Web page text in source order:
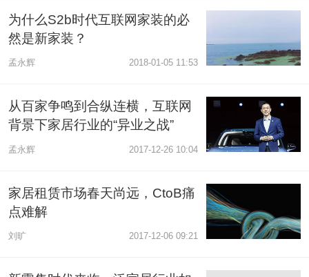
为什么S2b时代互联网家装的必
然是新家装？
孟永辉 2018-01-05 11:53
从百家争鸣到合纵连横，互联网
背景下家居行业的“异业之战”
孟永辉 2017-12-26 10:04
家居租赁市场春天尚远，CtoB痛
点难解
刘旷 2017-12-06 09:21